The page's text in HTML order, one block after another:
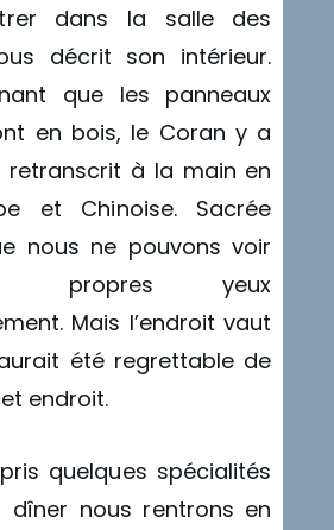
dans la salle des
décrit son intérieur.
que les panneaux
en bois, le Coran y a
retranscrit à la main en
et Chinoise. Sacrée
nous ne pouvons voir
propres yeux
Mais l’endroit vaut
été regrettable de
endroit.
quelques spécialités
dîner nous rentrons en